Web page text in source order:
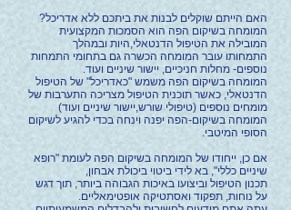
האם הייתם שוקלים לבנות את ביתכם ללא אדריכל?
המומחה בשיקום הפה הוא הסמכות המקצועית
המובילה את הטיפול הדנטאלי,היות ובמהלך
התמחותו עובר המומחה הכשרה גם בתחומי התמחות
נוספים- מחלות חניכיים, יישור שיניים ועוד.
המומחה בשיקום הפה משמש "כאדריכל" של הטיפול
הדנטאלי, כאשר תוכנית הטיפול מצריכה התערבות של
מומחים נוספים (טיפולי שורש,יישור שיניים ועוד)
המומחה בשיקום-הפה יפנה וינחה בכדי להגיע לשיקום
הסופי המיטבי.
אם כן, ייחודו של המומחה בשיקום הפה לעומת "רופא
שיניים כללי", בא לידי ביטוי ביכולת אבחון,
תכנון הטיפול וביצועו באיכות הגבוהה ביותר, תוך דגש
על נוחות, תפקוד ואסתטיקה אופטימאליים.